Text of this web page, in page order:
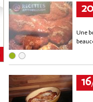
20
Une
16